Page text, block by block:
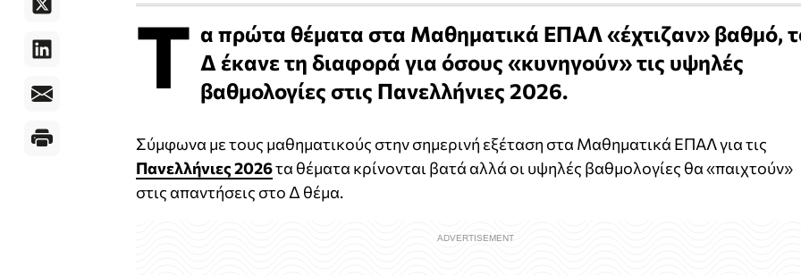
Τ α πρώτα θέματα στα Μαθηματικά ΕΠΑΛ «έχτιζαν» βαθμό,
Δ έκανε τη διαφορά για όσους «κυνηγούν» τις υψηλές
βαθμολογίες στις Πανελλήνιες 2026.
Σύμφωνα με τους μαθηματικούς στην σημερινή εξέταση στα Μαθηματικά ΕΠΑΛ για τις
Πανελλήνιες 2026τα θέματα κρίνονται βατά αλλά οι υψηλές βαθμολογίες θα «παιχτούν»
στις απαντήσεις στο Δ θέμα.